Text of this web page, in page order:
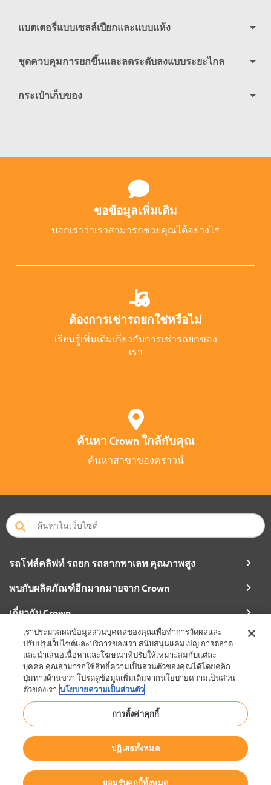
แบตเตอรี่แบบเซลล์เปียกและแบบแห้ง
ชุดควบคุมการยกขึ้นและลดระดับลงแบบระยะไกล
กระเป๋าเก็บของ
ขอข้อมูลเพิ่มเติม
บอกเราว่าเราสามารถช่วยคุณได้อย่างไร
ต้องการเช่ารถยกใช่หรือไม่
เรียนรู้เพิ่มเติมเกี่ยวกับการเช่ารถยกของ
เรา
ค้นหา Crown ใกล้กับคุณ
ค้นหาสาขาของคราวน์
รถโฟล์คลิฟท์ รถยก รถลากพาเลท คุณภาพสูง
พบกับผลิตภัณฑ์อีกมากมายจาก Crown
เกี่ยวกับ Crown
ขอข้อมูลเพิ่มเติม
ประเทศไทย (เปลี่ยน)
กลับไปด้านบน
© 2002-2026 Crown Equipment Corporation
นโยบายทางกฎหมาย|นโยบายการใช้ข้อมูล|นโยบายการคุ้มครองการ
เราประมวลผลข้อมูลส่วนบุคคลของคุณเพื่อทำการวัดผลและ
ปรับปรุงเว็บไซต์และบริการของเรา สนับสนุนแคมเปญ การตลาด
และนำเสนอเนื้อหาและโฆษณาที่ปรับให้เหมาะสมกับแต่ละ
บุคคล คุณสามารถใช้สิทธิ์ความเป็นส่วนตัวของคุณได้โดยคลิก
ปุ่มทางด้านขวา โปรดดูข้อมูลเพิ่มเติมจากนโยบายความเป็นส่วน
ตัวของเรา นโยบายความเป็นส่วนตัว
การตั้งค่าคุกกี้
ปฏิเสธทั้งหมด
ยอมรับคุกกี้ทั้งหมด